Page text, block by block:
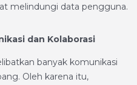
melindungi data pengguna.
dan Kolaborasi
banyak komunikasi
Oleh karena itu,